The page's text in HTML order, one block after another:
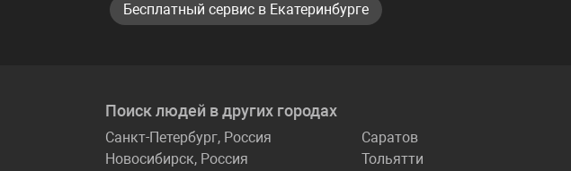
Бесплатный сервис в Екатеринбурге
Поиск людей в других городах
Санкт-Петербург, Россия
Новосибирск, Россия
Саратов
Тольятти